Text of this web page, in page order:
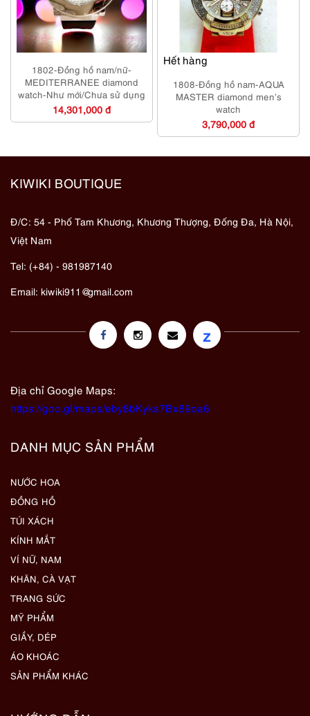
1802-Đồng hồ nam/nữ-
MEDITERRANEE diamond
watch-Như mới/Chưa sử dụng
14,301,000 đ
Hết hàng
1808-Đồng hồ nam-AQUA
MASTER diamond men’s
watch
3,790,000 đ
KIWIKI BOUTIQUE
Đ/C: 54 - Phố Tam Khương, Khương Thượng, Đống Đa, Hà Nội,
Việt Nam
Tel: (+84) - 981987140
Email: kiwiki911@gmail.com
z
Địa chỉ Google Maps:
https://goo.gl/maps/eby8bKyks7Bx89oa6
DANH MỤC SẢN PHẨM
NƯỚC HOA
ĐỒNG HỒ
TÚI XÁCH
KÍNH MẮT
VÍ NỮ, NAM
KHĂN, CÀ VẠT
TRANG SỨC
MỸ PHẨM
GIẦY, DÉP
ÁO KHOÁC
SẢN PHẨM KHÁC